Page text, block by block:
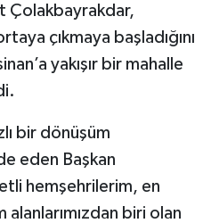
Çolakbayrakdar,
çıkmaya başladığını
yakışır bir mahalle
bir dönüşüm
eden Başkan
hemşehrilerim, en
biri olan